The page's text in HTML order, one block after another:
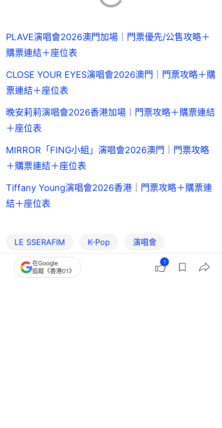
PLAVE演唱會2026澳門加場｜門票優先/公售攻略＋
購票連結＋座位表
CLOSE YOUR EYES演唱會2026澳門｜門票攻略＋購
票連結＋座位表
晚安莉莉演唱會2026香港加場｜門票攻略＋購票連結
＋座位表
MIRROR「FING小組」演唱會2026澳門｜門票攻略
＋購票連結＋座位表
Tiffany Young演唱會2026香港｜門票攻略＋購票連
結＋座位表
LE SSERAFIM K-Pop 演唱會
本地樂壇焦點
在Google
追蹤《香港01》
1